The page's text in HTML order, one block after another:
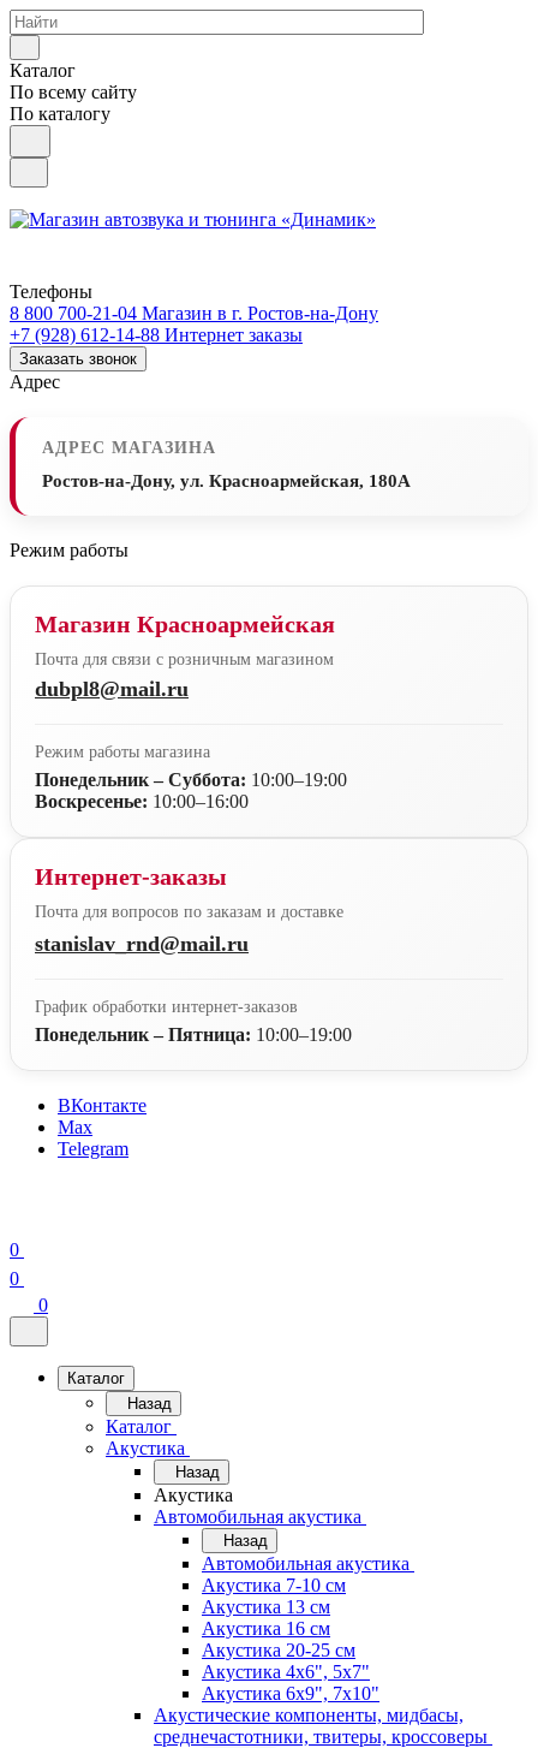
Каталог
По всему сайту
По каталогу
Телефоны
8 800 700-21-04 Магазин в г. Ростов-на-Дону
+7 (928) 612-14-88 Интернет заказы
Заказать звонок
Адрес
АДРЕС МАГАЗИНА
Ростов-на-Дону, ул. Красноармейская, 180А
Режим работы
Магазин Красноармейская
Почта для связи с розничным магазином
dubpl8@mail.ru
Режим работы магазина
Понедельник – Суббота: 10:00–19:00
Воскресенье: 10:00–16:00
Интернет-заказы
Почта для вопросов по заказам и доставке
stanislav_rnd@mail.ru
График обработки интернет-заказов
Понедельник – Пятница: 10:00–19:00
ВКонтакте
Max
Telegram
0
0
0
Каталог
Назад
Каталог
Акустика
Назад
Акустика
Автомобильная акустика
Назад
Автомобильная акустика
Акустика 7-10 см
Акустика 13 см
Акустика 16 см
Акустика 20-25 см
Акустика 4х6", 5х7"
Акустика 6х9", 7х10"
Акустические компоненты, мидбасы,
среднечастотники, твитеры, кроссоверы